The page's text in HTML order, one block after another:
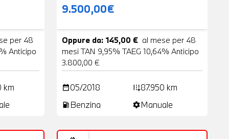
per 48
Anticipo
km
9.500,00€
Oppure da: 145,00 € al mese per 48
mesi TAN 9,95% TAEG 10,64% Anticipo
3.800,00 €
date_range05/2018 add_road87.950 km
local_gas_station Benzina settingsManuale